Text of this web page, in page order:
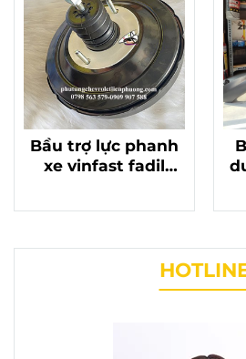
Bầu trợ lực phanh
xe vinfast fadil